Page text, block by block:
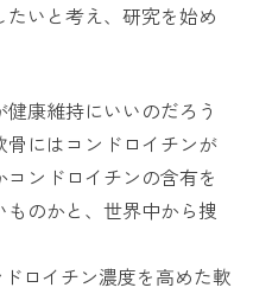
いと考え、研究を始め
健康維持にいいのだろう
にはコンドロイチンが
ンドロイチンの含有を
のかと、世界中から捜
ロイチン濃度を高めた軟